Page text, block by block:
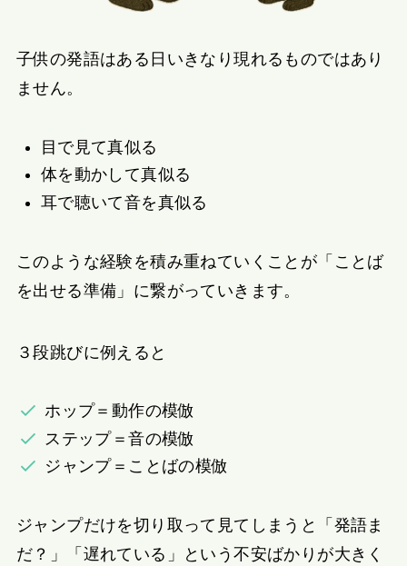
子供の発語はある日いきなり現れるものではあり
ません。
目で見て真似る
体を動かして真似る
耳で聴いて音を真似る
このような経験を積み重ねていくことが「ことば
を出せる準備」に繋がっていきます。
３段跳びに例えると
ホップ＝動作の模倣
ステップ＝音の模倣
ジャンプ＝ことばの模倣
ジャンプだけを切り取って見てしまうと「発語ま
だ？」「遅れている」という不安ばかりが大きく